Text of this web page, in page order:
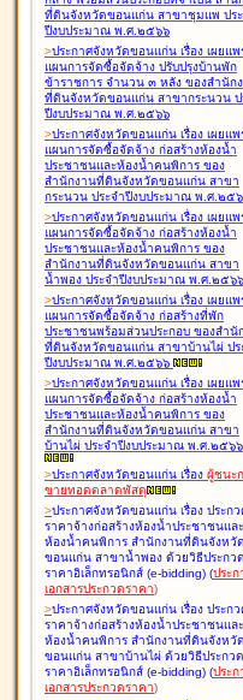
ที่ดินจังหวัดขอนแก่น สาขาชุมแพ ประ
ปีงบประมาณ พ.ศ.๒๕๖๖
>ประกาศจังหวัดขอนแก่น เรื่อง เผยแพ
แผนการจัดซื้อจัดจ้าง ปรับปรุงบ้านพัก
ข้าราชการ จำนวน ๓ หลัง ของสำนัก
ที่ดินจังหวัดขอนแก่น สาขากระนวน ป
ปีงบประมาณ พ.ศ.๒๕๖๖
>ประกาศจังหวัดขอนแก่น เรื่อง เผยแพ
แผนการจัดซื้อจัดจ้าง ก่อสร้างห้องน้ำ
ประชาชนและห้องน้ำคนพิการ ของ
สำนักงานที่ดินจังหวัดขอนแก่น สาขา
กระนวน ประจำปีงบประมาณ พ.ศ.๒๕
>ประกาศจังหวัดขอนแก่น เรื่อง เผยแพ
แผนการจัดซื้อจัดจ้าง ก่อสร้างห้องน้ำ
ประชาชนและห้องน้ำคนพิการ ของ
สำนักงานที่ดินจังหวัดขอนแก่น สาขา
น้ำพอง ประจำปีงบประมาณ พ.ศ.๒๕๖๖
>ประกาศจังหวัดขอนแก่น เรื่อง เผยแพ
แผนการจัดซื้อจัดจ้าง ก่อสร้างที่พัก
ประชาชนพร้อมส่วนประกอบ ของสำนั
ที่ดินจังหวัดขอนแก่น สาขาบ้านไผ่ ปร
ปีงบประมาณ พ.ศ.๒๕๖๖
>ประกาศจังหวัดขอนแก่น เรื่อง เผยแพ
แผนการจัดซื้อจัดจ้าง ก่อสร้างห้องน้ำ
ประชาชนและห้องน้ำคนพิการ ของ
สำนักงานที่ดินจังหวัดขอนแก่น สาขา
บ้านไผ่ ประจำปีงบประมาณ พ.ศ.๒๕๖๖
>ประกาศจังหวัดขอนแก่น เรื่อง ผู้ชนะ
ขายทอดตลาดพัสดุ
>ประกาศจังหวัดขอนแก่น เรื่อง ประกว
ราคาจ้างก่อสร้างห้องน้ำประชาชนและ
ห้องน้ำคนพิการ สำนักงานที่ดินจังหวัด
ขอนแก่น สาขาน้ำพอง ด้วยวิธีประกวด
ราคาอิเล็กทรอนิกส์ (e-bidding) (ประก
เอกสารประกวดราคา)
>ประกาศจังหวัดขอนแก่น เรื่อง ประกว
ราคาจ้างก่อสร้างห้องน้ำประชาชนและ
ห้องน้ำคนพิการ สำนักงานที่ดินจังหวัด
ขอนแก่น สาขาบ้านไผ่ ด้วยวิธีประกวด
ราคาอิเล็กทรอนิกส์ (e-bidding) (ประก
เอกสารประกวดราคา)